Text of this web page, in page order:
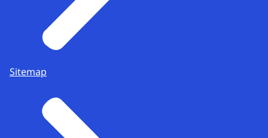
Sitemap